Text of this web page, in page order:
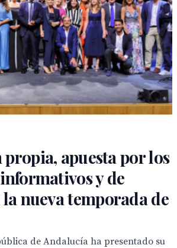
apuesta por los
y de
nueva temporada de
de Andalucía ha presentado su